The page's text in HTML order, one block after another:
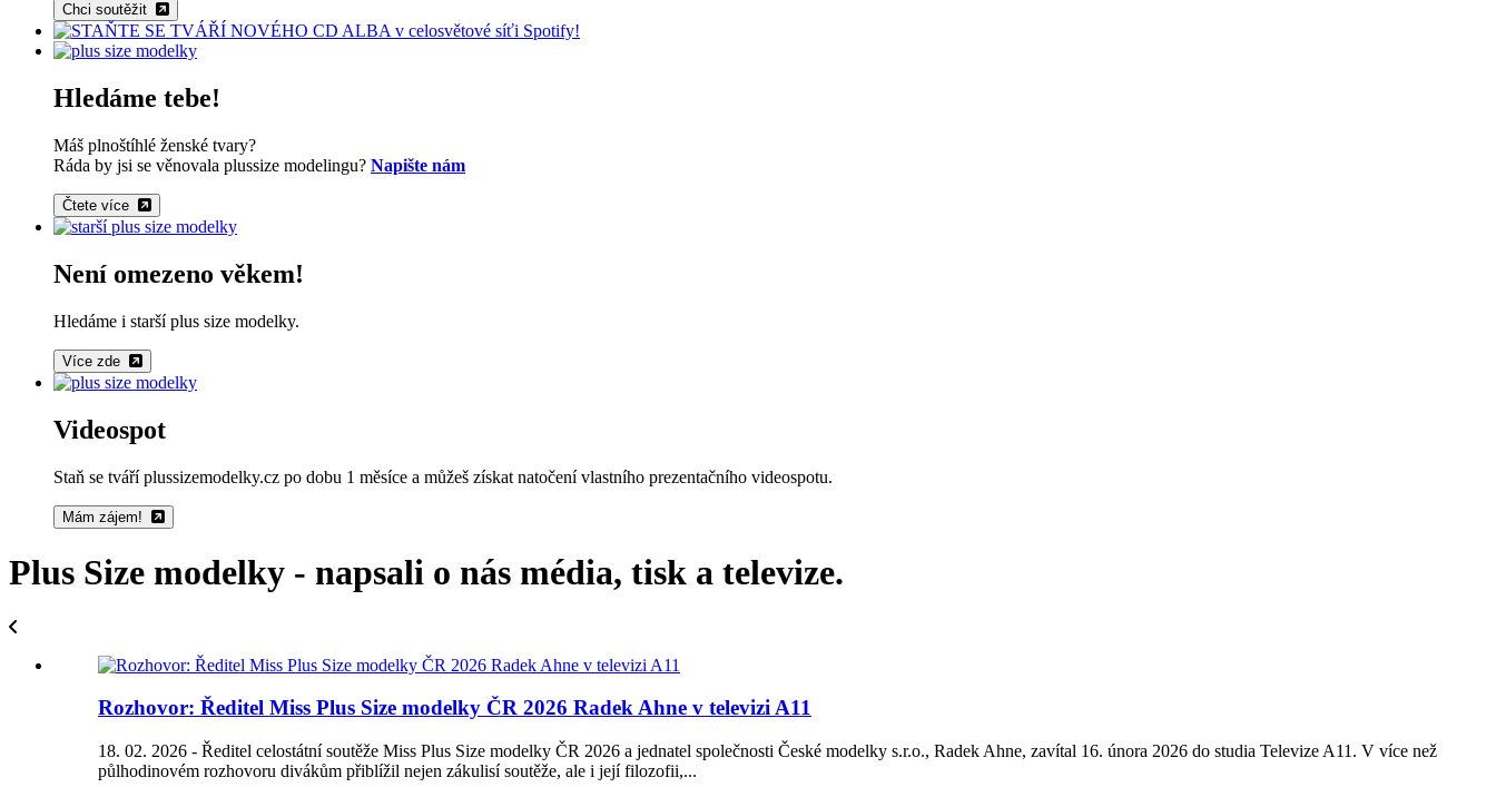
Chci soutěžit
Hledáme tebe!
Máš plnoštíhlé ženské tvary?
Ráda by jsi se věnovala plussize modelingu? Napište nám
Čtete více
Není omezeno věkem!
Hledáme i starší plus size modelky.
Více zde
Videospot
Staň se tváří plussizemodelky.cz po dobu 1 měsíce a můžeš získat natočení vlastního prezentačního videospotu.
Mám zájem!
Plus Size modelky - napsali o nás média, tisk a televize.
Rozhovor: Ředitel Miss Plus Size modelky ČR 2026 Radek Ahne v televizi A11
18. 02. 2026 - Ředitel celostátní soutěže Miss Plus Size modelky ČR 2026 a jednatel společnosti České modelky s.r.o., Radek Ahne, zavítal 16. února 2026 do studia Televize A11. V více než
půlhodinovém rozhovoru divákům přiblížil nejen zákulisí soutěže, ale i její filozofii,...